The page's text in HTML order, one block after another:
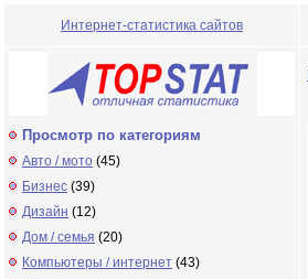
Интернет-статистика сайтов
Просмотр по категориям
Авто / мото (45)
Бизнес (39)
Дизайн (12)
Дом / семья (20)
Компьютеры / интернет (43)